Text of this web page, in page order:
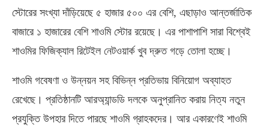
স্টোরের সংখ্যা দাঁড়িয়েছে ৫ হাজার ৫০০ এর বেশি, এছাড়াও আন্তর্জাতিক
বাজারে ১ হাজারের বেশি শাওমি স্টোর রয়েছে। এর পাশাপাশি সারা বিশ্বেই
শাওমির ফিজিক্যাল রিটেইল নেটওয়ার্ক খুব দ্রুত গড়ে তোলা হচ্ছে।
শাওমি গবেষণা ও উন্নয়ন সহ বিভিন্ন প্রতিভায় বিনিয়োগ অব্যাহত
রেখেছে। প্রতিষ্ঠানটি আরঅ্যান্ডডি দলকে অনুপ্রানিত করায় নিত্য নতুন
প্রযুক্তি উপহার দিতে পারছে শাওমি গ্রাহকদের। আর একারণেই শাওমি